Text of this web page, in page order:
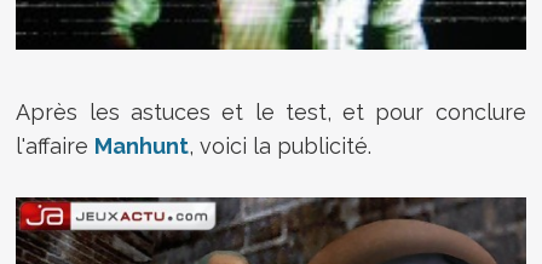
Après les astuces et le test, et pour conclure
l'affaire Manhunt, voici la publicité.